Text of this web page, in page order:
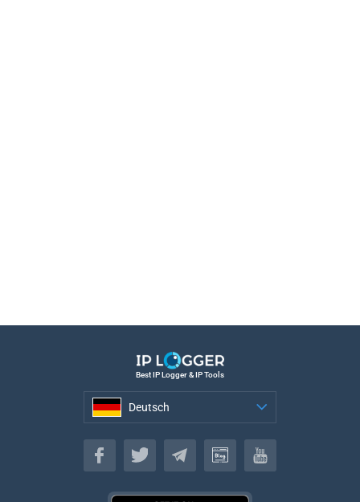
Best IP Logger & IP Tools
Deutsch
Deutsch